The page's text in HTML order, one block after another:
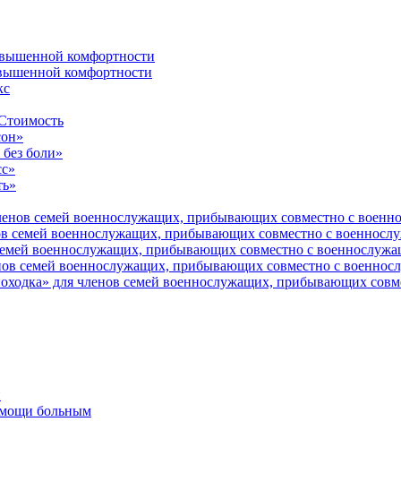
комфортности
комфортности
боли»
семей военнослужащих, прибывающих совместно с
семей военнослужащих, прибывающих совместно с
военнослужащих, прибывающих совместно с
семей военнослужащих, прибывающих совместно с
для членов семей военнослужащих, прибывающих
больным